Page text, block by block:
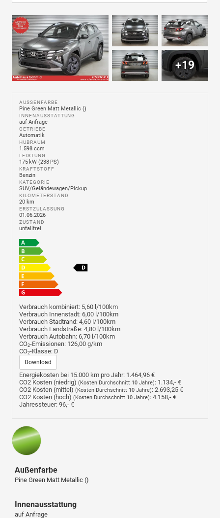
+19
AUSSENFARBE
Pine Green Matt Metallic ()
INNENAUSSTATTUNG
auf Anfrage
GETRIEBE
Automatik
HUBRAUM
1.598 ccm
LEISTUNG
175 kW (238 PS)
KRAFTSTOFF
Benzin
KATEGORIE
SUV/Geländewagen/Pickup
KILOMETERSTAND
20 km
ERSTZULASSUNG
01.06.2026
ZUSTAND
unfallfrei
Verbrauch kombiniert: 5,60 l/100km
Verbrauch Innenstadt: 6,00 l/100km
Verbrauch Stadtrand: 4,60 l/100km
Verbrauch Landstraße: 4,80 l/100km
Verbrauch Autobahn: 6,70 l/100km
CO2-Emissionen: 126,00 g/km
CO2-Klasse: D
Download
Energiekosten bei 15.000 km pro Jahr: 1.464,96 €
CO2 Kosten (niedrig) (Kosten Durchschnitt 10 Jahre): 1.134,- €
CO2 Kosten (mittel) (Kosten Durchschnitt 10 Jahre): 2.693,25 €
CO2 Kosten (hoch) (Kosten Durchschnitt 10 Jahre): 4.158,- €
Jahressteuer: 96,- €
Außenfarbe
Pine Green Matt Metallic ()
Innenausstattung
auf Anfrage